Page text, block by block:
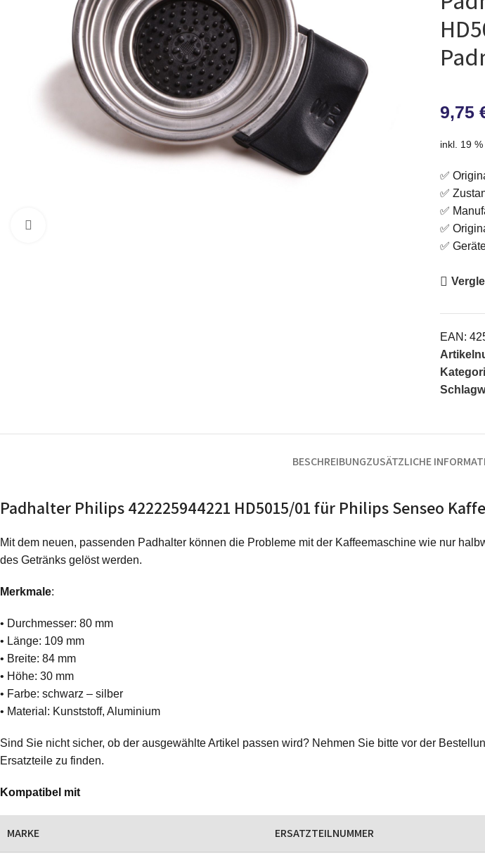
9,75
inkl. 19 %
✅
✅
✅
✅
✅
EAN:
BESCHREIBUNGZUSÄTZLICHE
Padhalter Philips 422225944221 HD5015/01 für Philips Senseo
Mit dem neuen, passenden Padhalter können die Probleme mit der Kaffeemaschine wie nur
des Getränks gelöst werden.
Merkmale:
• Durchmesser: 80 mm
• Länge: 109 mm
• Breite: 84 mm
• Höhe: 30 mm
• Farbe: schwarz – silber
• Material: Kunststoff, Aluminium
Sind Sie nicht sicher, ob der ausgewählte Artikel passen wird? Nehmen Sie bitte vor der
Ersatzteile zu finden.
Kompatibel mit
MARKE ERSATZTEILNUMMER